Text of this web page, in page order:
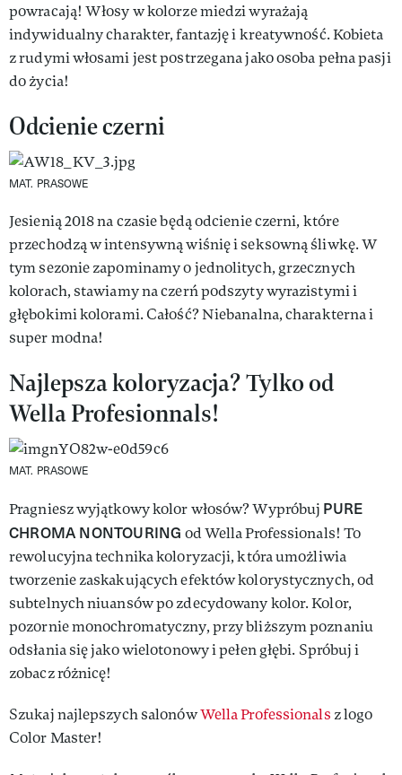
powracają! Włosy w kolorze miedzi wyrażają
indywidualny charakter, fantazję i kreatywność. Kobieta
z rudymi włosami jest postrzegana jako osoba pełna pasji
do życia!
Odcienie czerni
MAT. PRASOWE
Jesienią 2018 na czasie będą odcienie czerni, które
przechodzą w intensywną wiśnię i seksowną śliwkę. W
tym sezonie zapominamy o jednolitych, grzecznych
kolorach, stawiamy na czerń podszyty wyrazistymi i
głębokimi kolorami. Całość? Niebanalna, charakterna i
super modna!
Najlepsza koloryzacja? Tylko od
Wella Profesionnals!
MAT. PRASOWE
Pragniesz wyjątkowy kolor włosów? Wypróbuj PURE
CHROMA NONTOURING od Wella Professionals! To
rewolucyjna technika koloryzacji, która umożliwia
tworzenie zaskakujących efektów kolorystycznych, od
subtelnych niuansów po zdecydowany kolor. Kolor,
pozornie monochromatyczny, przy bliższym poznaniu
odsłania się jako wielotonowy i pełen głębi. Spróbuj i
zobacz różnicę!
Szukaj najlepszych salonówWella Professionals z logo
Color Master!